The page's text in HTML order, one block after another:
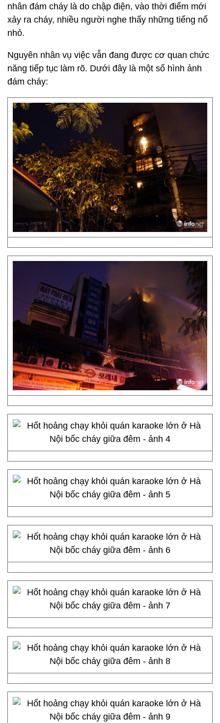
nhân đám cháy là do chập điện, vào thời điểm mới
xảy ra cháy, nhiều người nghe thấy những tiếng nổ
nhỏ.
Nguyên nhân vụ việc vẫn đang được cơ quan chức
năng tiếp tục làm rõ. Dưới đây là một số hình ảnh
đám cháy: